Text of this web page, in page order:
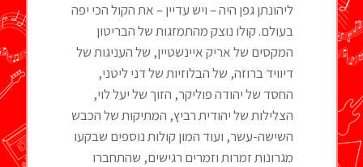
ליהונתן גפן היה – ויש עדיין – את הקול הכי יפה
בעולם. קולו נוצק מהתמזגות של הבריטון
המקסים של אריק איינשטיין, של העניגות של
דיוויד ברוזה, של הבלוזיות של דני ליטני,
החסד של יהודה פוליקר, הזוך של יעל לוי,
הצלילות של יהודית רביץ, המתיקות של הכבש
השישה-עשר, ועוד המון קולות נוספים שבקעו
מגרונות זמרות וזמרים רגישים, שהתחברו